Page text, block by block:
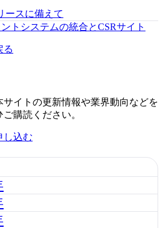
ースに備えて
トシステムの統合とCSRサイト
る
サイトの更新情報や業界動向などを
購読ください。
し込む